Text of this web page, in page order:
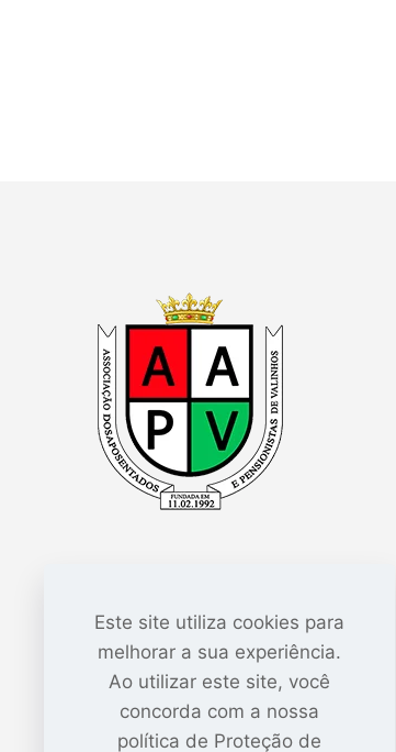
Este site utiliza cookies para
melhorar a sua experiência.
Ao utilizar este site, você
concorda com a nossa
política de Proteção de